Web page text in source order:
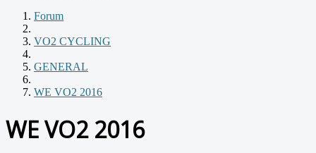
Forum
VO2 CYCLING
GENERAL
WE VO2 2016
WE VO2 2016